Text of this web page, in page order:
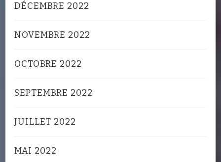
DÉCEMBRE 2022
NOVEMBRE 2022
OCTOBRE 2022
SEPTEMBRE 2022
JUILLET 2022
MAI 2022